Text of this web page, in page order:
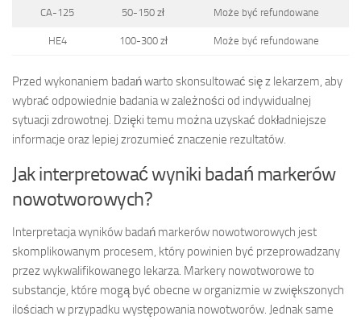
CA-125 50-150 zł Może być refundowane
HE4 100-300 zł Może być refundowane
Przed wykonaniem badań warto skonsultować się z lekarzem, aby
wybrać odpowiednie badania w zależności od indywidualnej
sytuacji zdrowotnej. Dzięki temu można uzyskać dokładniejsze
informacje oraz lepiej zrozumieć znaczenie rezultatów.
Jak interpretować wyniki badań markerów
nowotworowych?
Interpretacja wyników badań markerów nowotworowych jest
skomplikowanym procesem, który powinien być przeprowadzany
przez wykwalifikowanego lekarza. Markery nowotworowe to
substancje, które mogą być obecne w organizmie w zwiększonych
ilościach w przypadku występowania nowotworów. Jednak same